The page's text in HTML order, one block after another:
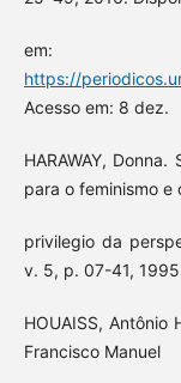
em:
https://
Acesso em: 8 dez.
HARAWAY,
para o feminismo e
privilegio da
v. 5, p. 07-41,
HOUAISS, Antônio
Francisco Manuel